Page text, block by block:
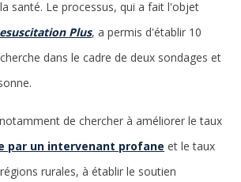
santé. Le processus, qui a fait l'objet
Plus, a permis d'établir 10
dans le cadre de deux sondages et
de chercher à améliorer le taux
par un intervenant profane et le taux
rurales, à établir le soutien